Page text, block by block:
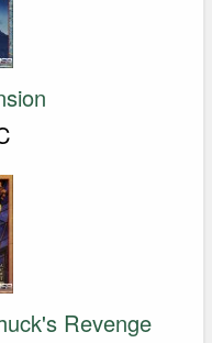
Revenge